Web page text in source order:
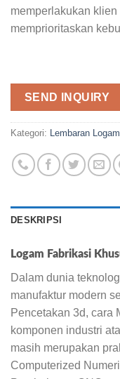
memperlakukan
memprioritaskan
SEND INQUIRY
Kategori: Lembaran
DESKRIPSI
Logam Fabrikasi
Dalam dunia
manufaktur modern
Pencetakan 3d, cara
komponen industri
masih merupakan
Computerized